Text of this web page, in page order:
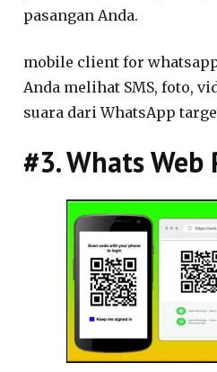
pasangan Anda.
mobile client for
Anda melihat SMS, foto,
suara dari WhatsApp
#3. Whats Web